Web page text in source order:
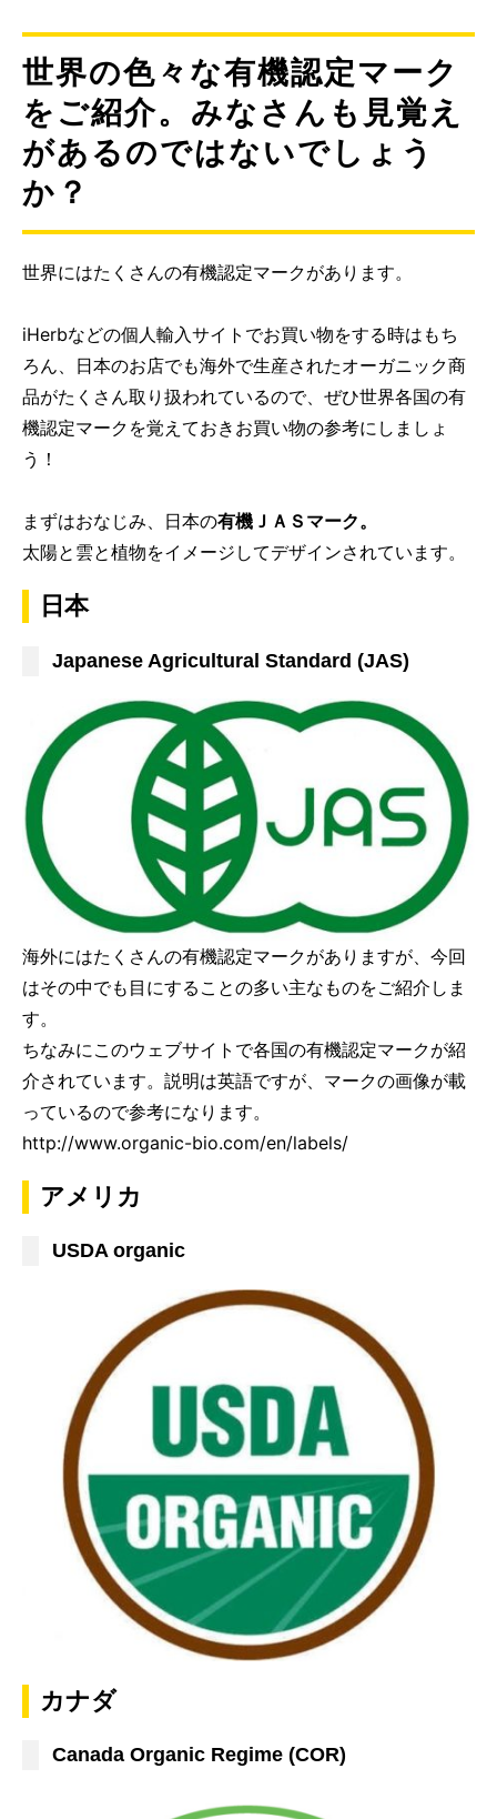
世界の色々な有機認定マーク
をご紹介。みなさんも見覚え
があるのではないでしょう
か？
世界にはたくさんの有機認定マークがあります。
iHerbなどの個人輸入サイトでお買い物をする時はもち
ろん、日本のお店でも海外で生産されたオーガニック商
品がたくさん取り扱われているので、ぜひ世界各国の有
機認定マークを覚えておきお買い物の参考にしましょ
う！
まずはおなじみ、日本の有機ＪＡＳマーク。
太陽と雲と植物をイメージしてデザインされています。
日本
Japanese Agricultural Standard (JAS)
海外にはたくさんの有機認定マークがありますが、今回
はその中でも目にすることの多い主なものをご紹介しま
す。
ちなみにこのウェブサイトで各国の有機認定マークが紹
介されています。説明は英語ですが、マークの画像が載
っているので参考になります。
http://www.organic-bio.com/en/labels/
アメリカ
USDA organic
カナダ
Canada Organic Regime (COR)